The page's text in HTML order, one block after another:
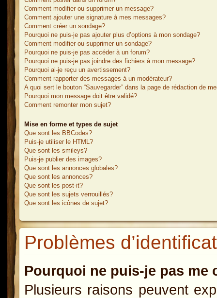
Comment modifier ou supprimer un message?
Comment ajouter une signature à mes messages?
Comment créer un sondage?
Pourquoi ne puis-je pas ajouter plus d’options à mon sondage?
Comment modifier ou supprimer un sondage?
Pourquoi ne puis-je pas accéder à un forum?
Pourquoi ne puis-je pas joindre des fichiers à mon message?
Pourquoi ai-je reçu un avertissement?
Comment rapporter des messages à un modérateur?
A quoi sert le bouton “Sauvegarder” dans la page de rédaction de
Pourquoi mon message doit être validé?
Comment remonter mon sujet?
Mise en forme et types de sujet
Que sont les BBCodes?
Puis-je utiliser le HTML?
Que sont les smileys?
Puis-je publier des images?
Que sont les annonces globales?
Que sont les annonces?
Que sont les post-it?
Que sont les sujets verrouillés?
Que sont les icônes de sujet?
Problèmes
Pourquoi ne puis-je pas me
Plusieurs raisons peuvent